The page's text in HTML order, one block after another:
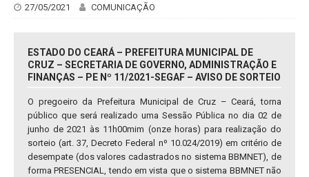
27/05/2021 COMUNICAÇÃO
ESTADO DO CEARÁ – PREFEITURA MUNICIPAL DE
CRUZ – SECRETARIA DE GOVERNO, ADMINISTRAÇÃO E
FINANÇAS – PE Nº 11/2021-SEGAF – AVISO DE SORTEIO
O pregoeiro da Prefeitura Municipal de Cruz – Ceará, torna
público que será realizado uma Sessão Pública no dia 02 de
junho de 2021 às 11h00mim (onze horas) para realização do
sorteio (art. 37, Decreto Federal nº 10.024/2019) em critério de
desempate (dos valores cadastrados no sistema BBMNET), de
forma PRESENCIAL, tendo em vista que o sistema BBMNET não